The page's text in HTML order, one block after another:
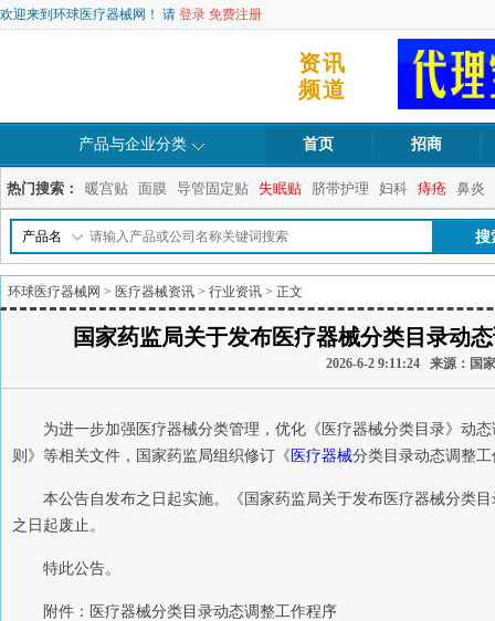
欢迎来到环球医疗器械网！ 请 登录 免费注册
资讯
频道
产品与企业分类 首页 招商
热门搜索： 暖宫贴 面膜 导管固定贴 失眠贴 脐带护理 妇科 痔疮 鼻炎
产品名
环球医疗器械网 > 医疗器械资讯 > 行业资讯 > 正文
国家药监局关于发布医疗器械分类目录动
2026-6-2 9:11:24 来源：国
为进一步加强医疗器械分类管理，优化《医疗器械分类目录》动
则》等相关文件，国家药监局组织修订《 医疗器械分类目录动态调整
本公告自发布之日起实施。《国家药监局关于发布医疗器械分类
之日起废止。
特此公告。
附件：医疗器械分类目录动态调整工作程序